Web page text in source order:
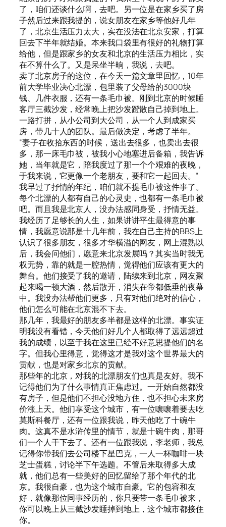
了，咱们还谈什么啊，去吧。另一位是在家乡买了房
子然后过来跟我提的，说女朋友在家乡等他好几年
了，北京生活压力太大，实在没法在北京安家，打算
回去下半年就结婚。本来我口袋里有很好的礼物打算
给他，但是跟家乡的女友和北京的生活压力相比，实
在不算什么了。又是呆坐半晌，我说，去吧。
卖了北京房子的这位，在今天一篇文章里回忆，10年
前大学毕业决心北漂，包里装了父母给的3000块
钱、几件衣服，还有一条毛巾被。刚到北京的时候睡
客厅三截沙发，经常晚上把沙发蹬散自己掉到地上。
一路打拼，从小公司到大公司，从一个人到成家买
房，带几十人的团队。最后做决定，考虑了半年。
“妻子在收拾东西的时候，送出去很多，也卖出去很
多，那一床毛巾被，被我小心地塞进后备箱，我告诉
她，当年就是它，陪我度过了那一个个艰难的夜晚，
于我来说，它更像一个老朋友，要和它一起回去。”
我早过了抒情的年纪，咱们就不提毛巾被这件事了。
每个北漂的人都有自己的心灵史，也都有一条毛巾被
吧。而且我是北京人，没办法感同身受，抒情无益。
我经历了足够长的人生，如果讲讲平生最得意的事
情，我愿意说那是十几年前，我在自己主持的BBS上
认识了很多朋友，很多才华横溢的网友，网上混熟以
后，我会问他们，愿意来北京发展吗？其实当时我无
权无势，靠的就是一腔热情，觉得他们应该有更大的
舞台。他们接受了我的邀请，陆续来到北京，网友聚
起来喝一顿大酒，然后散开，消失在帝都低垂的夜幕
中。我没办法帮他们更多，只有对他们绝对的信心，
他们怎么可能在北京混不下去。
那几年，我最好的朋友多半都是这样的北漂。事实证
明我没有看错，今天他们好几个人都取得了远远超过
我的成绩，以至于我在这里已经不好意思提他们的名
字。但我心里得意，觉得这才是我对这个世界最大的
贡献，也是对家乡北京的贡献。
那些年的北京，对我的北漂朋友们也真是友好。我不
记得他们为了什么事情真正焦虑过。一开始自然都没
有房子，但是他们不担心没地方住，也不担心未来房
价涨上天。他们享受这个城市，有一位嚷嚷着要去吃
莫斯科餐厅，还有一位跟我说，昨天他吃了十碗牛
肉。这真不是水浒传里的情节，就是十碗牛肉，那哥
们一个人干下去了。还有一位跟我说，李老师，我总
记得你带我们去公司楼下星巴克，一人一杯咖啡一块
芝士蛋糕，讨论半下午选题。不管后来取得多大成
就，他们总有一些美好的回忆留给了那个年代的北
京。我很自豪，也为这个城市自豪。它的包容和友
好，就像那位同事经历的，你只要带一条毛巾被来，
你可以晚上从三截沙发睡掉到地上，这个城市都接住
你。